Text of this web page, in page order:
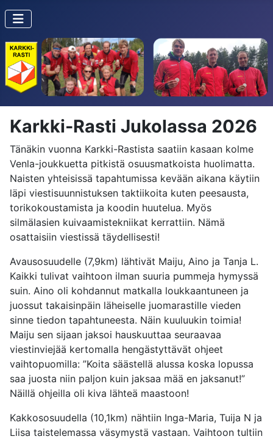
Karkki-Rasti Jukolassa 2026
Tänäkin vuonna Karkki-Rastista saatiin kasaan kolme
Venla-joukkuetta pitkistä osuusmatkoista huolimatta.
Naisten yhteisissä tapahtumissa kevään aikana käytiin
läpi viestisuunnistuksen taktiikoita kuten peesausta,
torikokoustamista ja koodin huutelua. Myös
silmälasien kuivaamistekniikat kerrattiin. Nämä
osattaisiin viestissä täydellisesti!
Avausosuudelle (7,9km) lähtivät Maiju, Aino ja Tanja L.
Kaikki tulivat vaihtoon ilman suuria pummeja hymyssä
suin. Aino oli kohdannut matkalla loukkaantuneen ja
juossut takaisinpäin läheiselle juomarastille vieden
sinne tiedon tapahtuneesta. Näin kuuluukin toimia!
Maiju sen sijaan jaksoi hauskuuttaa seuraavaa
viestinviejää kertomalla hengästyttävät ohjeet
vaihtopuomilla: ”Koita säästellä alussa koska lopussa
saa juosta niin paljon kuin jaksaa mää en jaksanut!”
Näillä ohjeilla oli kiva lähteä maastoon!
Kakkososuudella (10,1km) nähtiin Inga-Maria, Tuija N ja
Liisa taistelemassa väsymystä vastaan. Vaihtoon tultiin